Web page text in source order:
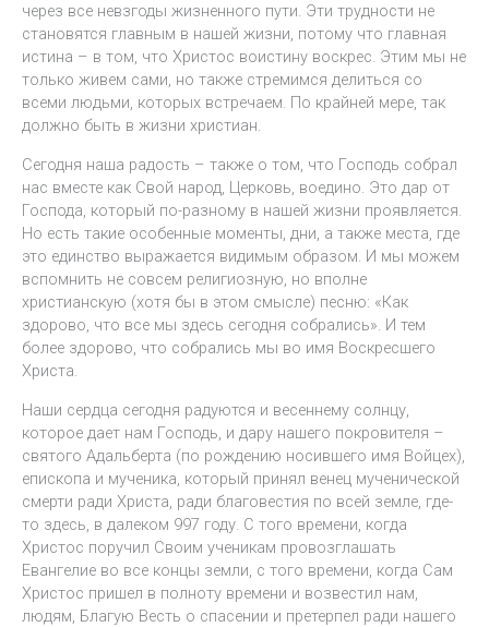
через все невзгоды жизненного пути. Эти трудности не
становятся главным в нашей жизни, потому что главная
истина – в том, что Христос воистину воскрес. Этим мы не
только живем сами, но также стремимся делиться со
всеми людьми, которых встречаем. По крайней мере, так
должно быть в жизни христиан.
Сегодня наша радость – также о том, что Господь собрал
нас вместе как Свой народ, Церковь, воедино. Это дар от
Господа, который по-разному в нашей жизни проявляется.
Но есть такие особенные моменты, дни, а также места, где
это единство выражается видимым образом. И мы можем
вспомнить не совсем религиозную, но вполне
христианскую (хотя бы в этом смысле) песню: «Как
здорово, что все мы здесь сегодня собрались». И тем
более здорово, что собрались мы во имя Воскресшего
Христа.
Наши сердца сегодня радуются и весеннему солнцу,
которое дает нам Господь, и дару нашего покровителя –
святого Адальберта (по рождению носившего имя Войцех),
епископа и мученика, который принял венец мученической
смерти ради Христа, ради благовестия по всей земле, где-
то здесь, в далеком 997 году. С того времени, когда
Христос поручил Своим ученикам провозглашать
Евангелие во все концы земли, с того времени, когда Сам
Христос пришел в полноту времени и возвестил нам,
людям, Благую Весть о спасении и претерпел ради нашего